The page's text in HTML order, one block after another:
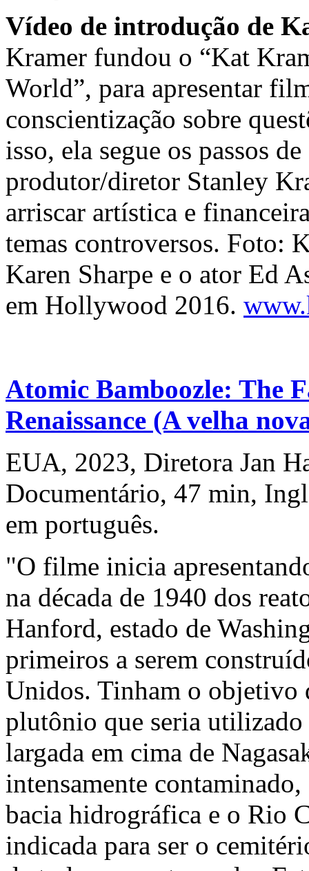
Vídeo de introdução de
Kramer fundou o “Kat
World”, para apresentar
conscientização sobre
isso, ela segue os passos
produtor/diretor Stanley
arriscar artística e
temas controversos. Foto:
Karen Sharpe e o ator Ed
em Hollywood 2016.
Atomic Bamboozle: The
Renaissance (A velha
EUA, 2023, Diretora Jan
Documentário, 47 min,
em português.
"O filme inicia
na década de 1940 dos
Hanford, estado de
primeiros a serem
Unidos. Tinham o objetivo
plutônio que seria
largada em cima de
intensamente
bacia hidrográfica e o Rio
indicada para ser o